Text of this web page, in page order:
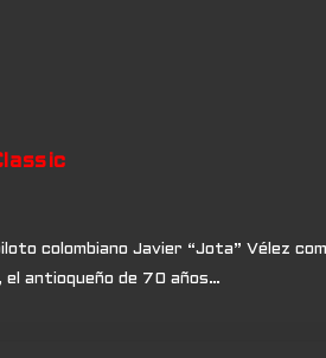
colombiano Javier “Jota” Vélez
el antioqueño de 70 años…